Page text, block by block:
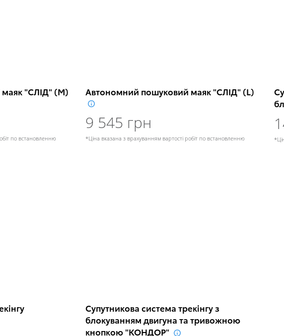
"СЛІД" (М)
по встановленню
Автономний пошуковий маяк "СЛІД" (L)
9 545 грн
*Ціна вказана з врахуванням вартості робіт по встановленню
Супутникова система трекінгу з
блокуванням двигуна та тривожною
кнопкою "КОНДОР"